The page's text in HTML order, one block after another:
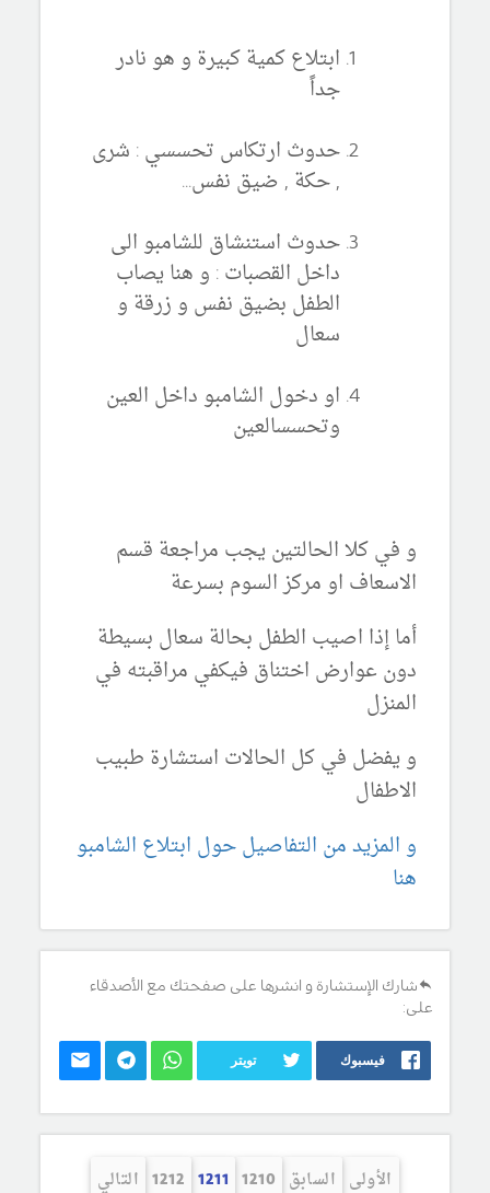
ابتلاع كمية كبيرة و هو نادر
جداً
حدوث ارتكاس تحسسي : شرى
, حكة , ضيق نفس...
حدوث استنشاق للشامبو الى
داخل القصبات : و هنا يصاب
الطفل بضيق نفس و زرقة و
سعال
او دخول الشامبو داخل العين
وتحسسالعين
و في كلا الحالتين يجب مراجعة قسم
الاسعاف او مركز السوم بسرعة
أما إذا اصيب الطفل بحالة سعال بسيطة
دون عوارض اختناق فيكفي مراقبته في
المنزل
و يفضل في كل الحالات استشارة طبيب
الاطفال
و المزيد من التفاصيل حول ابتلاع الشامبو
هنا
شارك الإستشارة و انشرها على صفحتك مع الأصدقاء
على:
فيسبوك تويتر
الأولى السابق 1210
1211
1212 التالي